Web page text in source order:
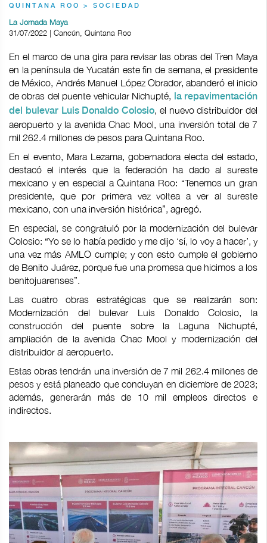
QUINTANA ROO > SOCIEDAD
La Jornada Maya
31/07/2022 | Cancún, Quintana Roo
En el marco de una gira para revisar las obras del Tren Maya
en la península de Yucatán este fin de semana, el presidente
de México, Andrés Manuel López Obrador, abanderó el inicio
de obras del puente vehicular Nichupté, la repavimentación
del bulevar Luis Donaldo Colosio, el nuevo distribuidor del
aeropuerto y la avenida Chac Mool, una inversión total de 7
mil 262.4 millones de pesos para Quintana Roo.
En el evento, Mara Lezama, gobernadora electa del estado,
destacó el interés que la federación ha dado al sureste
mexicano y en especial a Quintana Roo: “Tenemos un gran
presidente, que por primera vez voltea a ver al sureste
mexicano, con una inversión histórica”, agregó.
En especial, se congratuló por la modernización del bulevar
Colosio: “Yo se lo había pedido y me dijo ‘sí, lo voy a hacer’, y
una vez más AMLO cumple; y con esto cumple el gobierno
de Benito Juárez, porque fue una promesa que hicimos a los
benitojuarenses”.
Las cuatro obras estratégicas que se realizarán son:
Modernización del bulevar Luis Donaldo Colosio, la
construcción del puente sobre la Laguna Nichupté,
ampliación de la avenida Chac Mool y modernización del
distribuidor al aeropuerto.
Estas obras tendrán una inversión de 7 mil 262.4 millones de
pesos y está planeado que concluyan en diciembre de 2023;
además, generarán más de 10 mil empleos directos e
indirectos.